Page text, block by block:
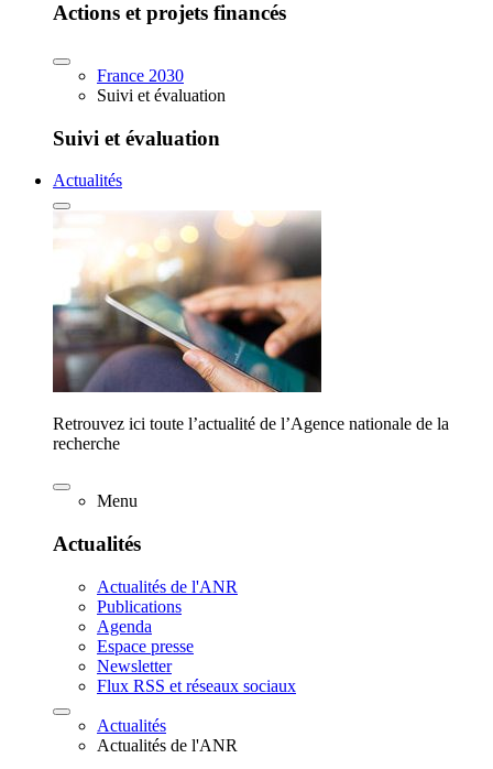
Actions et projets financés
France 2030
Suivi et évaluation
Suivi et évaluation
Actualités
Retrouvez ici toute l’actualité de l’Agence nationale de la
recherche
Menu
Actualités
Actualités de l'ANR
Publications
Agenda
Espace presse
Newsletter
Flux RSS et réseaux sociaux
Actualités
Actualités de l'ANR